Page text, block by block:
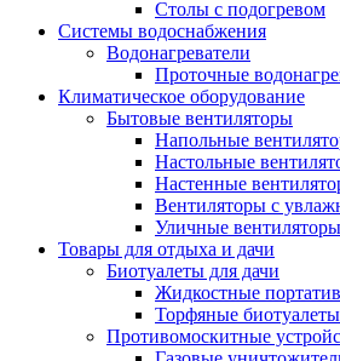
Столы с подогревом
Системы водоснабжения
Водонагреватели
Проточные
Климатическое оборудование
Бытовые вентиляторы
Напольные
Настольные
Настенные
Вентиляторы с
Уличные вентиляторы
Товары для отдыха и дачи
Биотуалеты для дачи
Жидкостные
Торфяные
Противомоскитные